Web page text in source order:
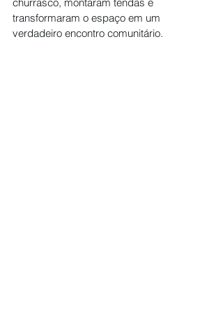
transformaram o espaço em um
verdadeiro encontro comunitário.